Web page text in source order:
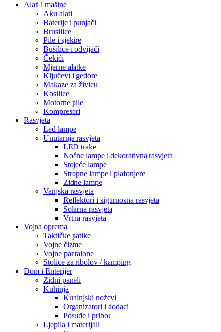
Alati i mašine
Aku alati
Baterije i punjači
Brusilice
Pile i sjekire
Bušilice i odvijači
Čekići
Mjerne alatke
Ključevi i gedore
Makaze za živicu
Kosilice
Motorne pile
Kompresori
Rasvjeta
Led lampe
Unutarnja rasvjeta
LED trake
Noćne lampe i dekorativna rasvjeta
Stojeće lampe
Stropne lampe i plafonjere
Zidne lampe
Vanjska rasvjeta
Reflektori i sigurnosna rasvjeta
Solarna rasvjeta
Vrtna rasvjeta
Vojna oprema
Taktičke patike
Vojne čizme
Vojne pantalone
Stolice za ribolov / kamping
Dom i Enterijer
Zidni paneli
Kuhinja
Kuhinjski noževi
Organizatori i dodaci
Posuđe i pribor
Ljepila i materijali